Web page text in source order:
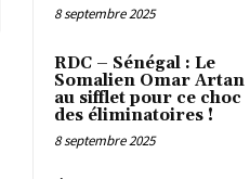
8 septembre 2025
RDC – Sénégal : Le
Somalien Omar Artan
au sifflet pour ce choc
des éliminatoires !
8 septembre 2025